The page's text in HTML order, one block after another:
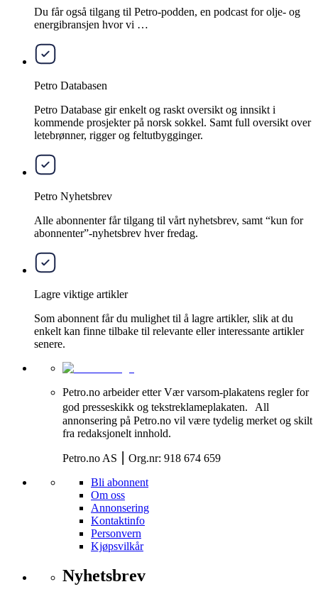
Du får også tilgang til Petro-podden, en podcast for olje- og
energibransjen hvor vi …
Petro Databasen
Petro Database gir enkelt og raskt oversikt og innsikt i
kommende prosjekter på norsk sokkel. Samt full oversikt over
letebrønner, rigger og feltutbygginger.
Petro Nyhetsbrev
Alle abonnenter får tilgang til vårt nyhetsbrev, samt “kun for
abonnenter”-nyhetsbrev hver fredag.
Lagre viktige artikler
Som abonnent får du mulighet til å lagre artikler, slik at du
enkelt kan finne tilbake til relevante eller interessante artikler
senere.
Petro.no arbeider etter Vær varsom-plakatens regler for
god presseskikk og tekstreklameplakaten. All
annonsering på Petro.no vil være tydelig merket og skilt
fra redaksjonelt innhold.
Petro.no AS ⎮ Org.nr: 918 674 659
Bli abonnent
Om oss
Annonsering
Kontaktinfo
Personvern
Kjøpsvilkår
Nyhetsbrev